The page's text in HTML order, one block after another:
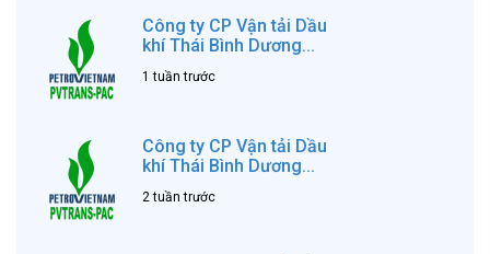
Công ty CP Vận tải Dầu
khí Thái Bình Dương...
1 tuần trước
Công ty CP Vận tải Dầu
khí Thái Bình Dương...
2 tuần trước